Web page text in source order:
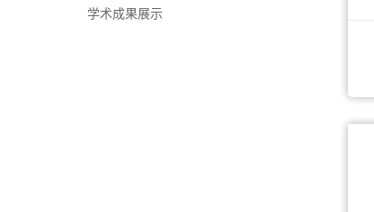
学术成果展示